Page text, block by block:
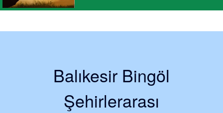
Balıkesir Bingöl
Şehirlerarası